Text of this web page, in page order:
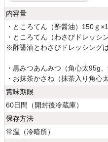
内容量
・ところてん（酢醤油）150ｇ
・ところてん（わさびドレッシ
※酢醤油とわさびドレッシング
・黒みつあんみつ（角心太95g
・お抹茶かさね（抹茶入り角心
賞味期限
60日間（開封後冷蔵庫）
保存方法
常温（冷暗所）